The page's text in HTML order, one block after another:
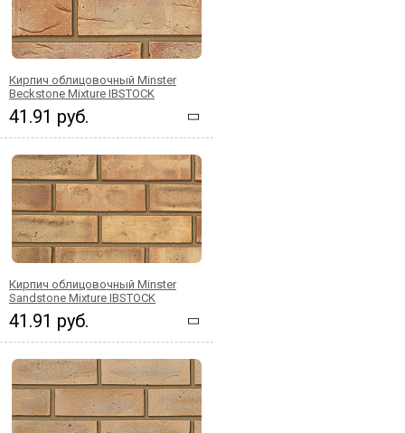
Кирпич облицовочный Minster
Beckstone Mixture IBSTOCK
41.91 руб.
Кирпич облицовочный Minster
Sandstone Mixture IBSTOCK
41.91 руб.